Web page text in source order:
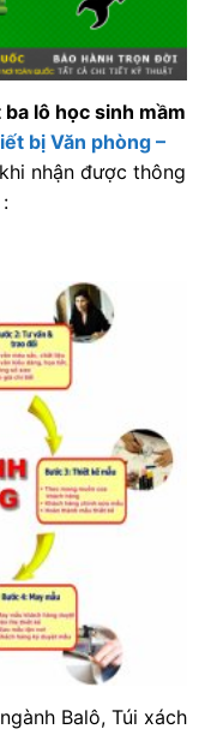
ba lô học sinh mầm
bị Văn phòng –
nhận được thông
Balô, Túi xách